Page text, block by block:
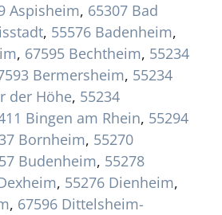
Aspisheim, 65307 Bad
, 55576 Badenheim,
, 67595 Bechtheim, 55234
Bermersheim, 55234
der Höhe, 55234
Bingen am Rhein, 55294
Bornheim, 55270
Budenheim, 55278
, 55276 Dienheim,
, 67596 Dittelsheim-